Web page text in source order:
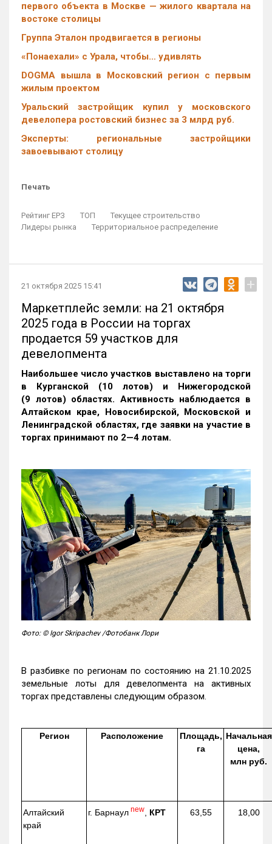
первого объекта в Москве — жилого квартала на
востоке столицы
Группа Эталон продвигается в регионы
«Понаехали» с Урала, чтобы… удивлять
DOGMA вышла в Московский регион с первым
жилым проектом
Уральский застройщик купил у московского
девелопера ростовский бизнес за 3 млрд руб.
Эксперты: региональные застройщики
завоевывают столицу
Печать
Рейтинг ЕРЗ ТОП
Текущее строительство
Лидеры рынка
Территориальное распределение
21 октября 2025 15:41 +
Маркетплейс земли: на 21 октября
2025 года в России на торгах
продается 59 участков для
девелопмента
Наибольшее число участков выставлено на торги
в Курганской (10 лотов) и Нижегородской
(9 лотов) областях. Активность наблюдается в
Алтайском крае, Новосибирской, Московской и
Ленинградской областях, где заявки на участие в
торгах принимают по 2—4 лотам.
Фото: © Igor Skripachev /Фотобанк Лори
В разбивке по регионам по состоянию на 21.10.2025
земельные лоты для девелопмента на активных
торгах представлены следующим образом.
Регион Расположение
Площадь,
га
Начальная
цена,
млн руб.
Алтайский
край
г. Барнаул new КРТ 63,55 18,00